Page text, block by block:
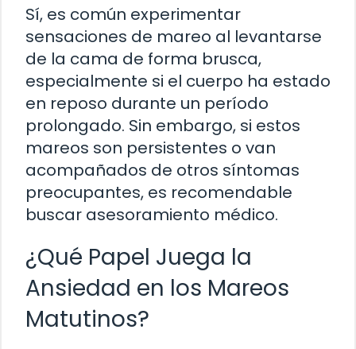
Sí, es común experimentar
sensaciones de mareo al levantarse
de la cama de forma brusca,
especialmente si el cuerpo ha estado
en reposo durante un período
prolongado. Sin embargo, si estos
mareos son persistentes o van
acompañados de otros síntomas
preocupantes, es recomendable
buscar asesoramiento médico.
¿Qué Papel Juega la
Ansiedad en los Mareos
Matutinos?